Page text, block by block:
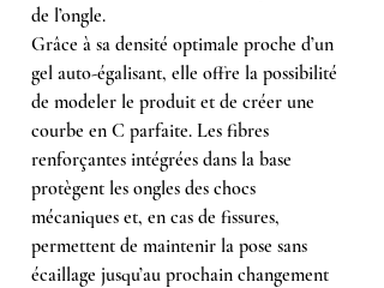
de l’ongle.
Grâce à sa densité optimale proche d’un
gel auto-égalisant, elle offre la possibilité
de modeler le produit et de créer une
courbe en C parfaite. Les fibres
renforçantes intégrées dans la base
protègent les ongles des chocs
mécaniques et, en cas de fissures,
permettent de maintenir la pose sans
écaillage jusqu’au prochain changement